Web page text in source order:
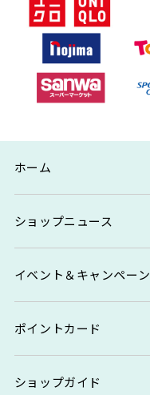
ホーム
ショップニュース
イベント＆キャンペーン
ポイントカード
ショップガイド